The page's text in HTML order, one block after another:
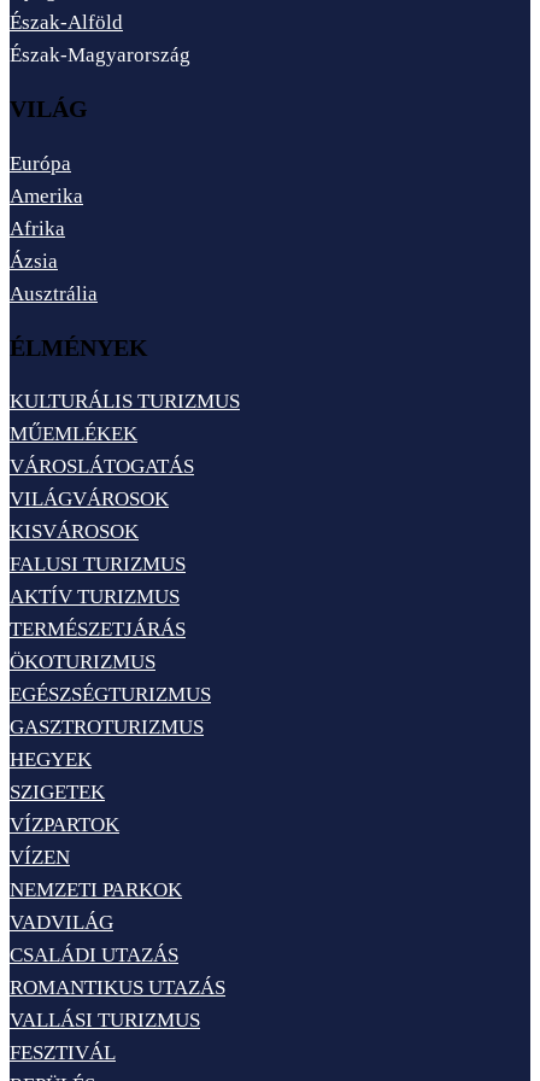
Észak-Alföld
Észak-Magyarország
VILÁG
Európa
Amerika
Afrika
Ázsia
Ausztrália
ÉLMÉNYEK
KULTURÁLIS TURIZMUS
MŰEMLÉKEK
VÁROSLÁTOGATÁS
VILÁGVÁROSOK
KISVÁROSOK
FALUSI TURIZMUS
AKTÍV TURIZMUS
TERMÉSZETJÁRÁS
ÖKOTURIZMUS
EGÉSZSÉGTURIZMUS
GASZTROTURIZMUS
HEGYEK
SZIGETEK
VÍZPARTOK
VÍZEN
NEMZETI PARKOK
VADVILÁG
CSALÁDI UTAZÁS
ROMANTIKUS UTAZÁS
VALLÁSI TURIZMUS
FESZTIVÁL